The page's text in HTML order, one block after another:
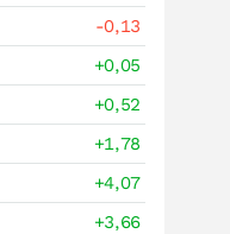
-0,13
+0,05
+0,52
+1,78
+4,07
+3,66